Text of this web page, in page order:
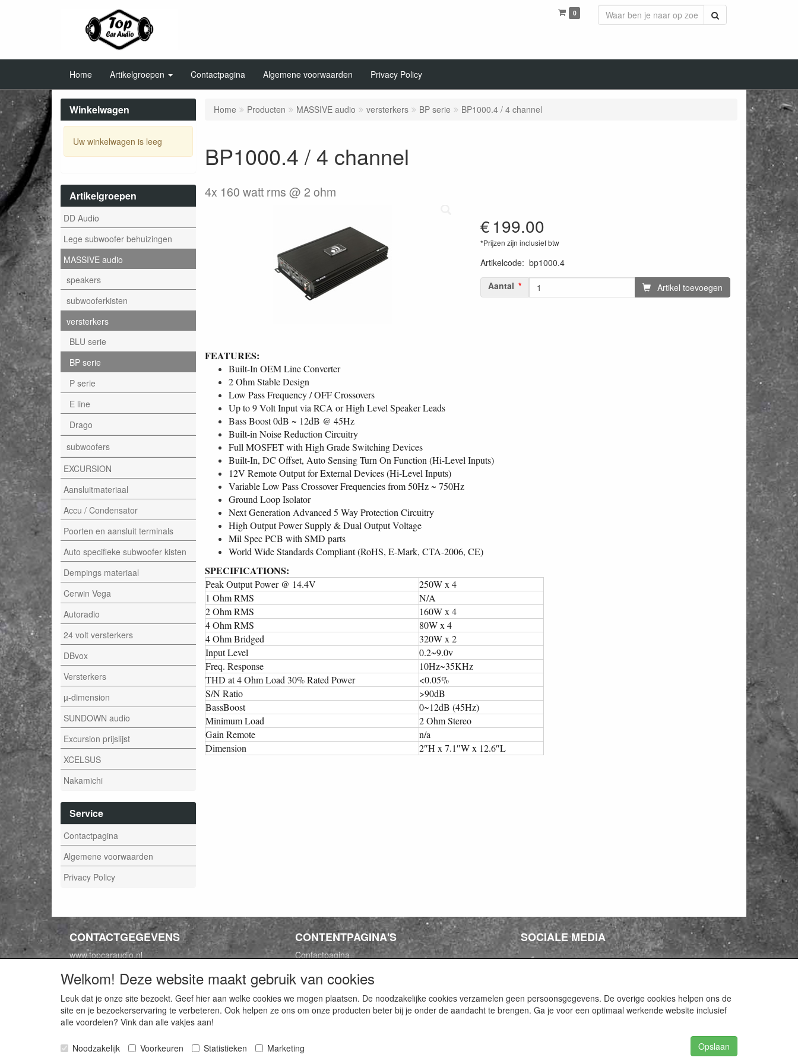
0
Home Artikelgroepen Contactpagina Algemene voorwaarden Privacy Policy
Winkelwagen
Uw winkelwagen is leeg
Artikelgroepen
DD Audio
Lege subwoofer behuizingen
MASSIVE audio
speakers
subwooferkisten
versterkers
BLU serie
BP serie
P serie
E line
Drago
subwoofers
EXCURSION
Aansluitmateriaal
Accu / Condensator
Poorten en aansluit terminals
Auto specifieke subwoofer kisten
Dempings materiaal
Cerwin Vega
Autoradio
24 volt versterkers
DBvox
Versterkers
µ-dimension
SUNDOWN audio
Excursion prijslijst
XCELSUS
Nakamichi
Service
Contactpagina
Algemene voorwaarden
Privacy Policy
Home Producten MASSIVE audio versterkers BP serie BP1000.4 / 4 channel
BP1000.4 / 4 channel
4x 160 watt rms @ 2 ohm
€199.00
*Prijzen zijn inclusief btw
Artikelcode: bp1000.4
Aantal
Artikel toevoegen
FEATURES:
Built-In OEM Line Converter
2 Ohm Stable Design
Low Pass Frequency / OFF Crossovers
Up to 9 Volt Input via RCA or High Level Speaker Leads
Bass Boost 0dB ~ 12dB @ 45Hz
Built-in Noise Reduction Circuitry
Full MOSFET with High Grade Switching Devices
Built-In, DC Offset, Auto Sensing Turn On Function (Hi-Level Inputs)
12V Remote Output for External Devices (Hi-Level Inputs)
Variable Low Pass Crossover Frequencies from 50Hz ~ 750Hz
Ground Loop Isolator
Next Generation Advanced 5 Way Protection Circuitry
High Output Power Supply & Dual Output Voltage
Mil Spec PCB with SMD parts
World Wide Standards Compliant (RoHS, E-Mark, CTA-2006, CE)
SPECIFICATIONS:
Peak Output Power @ 14.4V
250W x 4
1 Ohm RMS
N/A
2 Ohm RMS
160W x 4
4 Ohm RMS
80W x 4
4 Ohm Bridged
320W x 2
Input Level
0.2~9.0v
Freq. Response
10Hz~35KHz
THD at 4 Ohm Load 30% Rated Power
<0.05%
S/N Ratio
>90dB
BassBoost
0~12dB (45Hz)
Minimum Load
2 Ohm Stereo
Gain Remote
n/a
Dimension
2″H x 7.1″W x 12.6″L
CONTACTGEGEVENS
www.topcaraudio.nl
8316 GA Marknesse
E-mail: info@topcaraudio.nl
Telefoon: +316 20 98 88 09
BTW nr: NL211235921b01
CONTENTPAGINA'S
Contactpagina
Privacy Policy
SOCIALE MEDIA
Welkom! Deze website maakt gebruik van cookies
Leuk dat je onze site bezoekt. Geef hier aan welke cookies we mogen plaatsen. De noodzakelijke cookies verzamelen geen persoonsgegevens. De overige cookies helpen ons de
site en je bezoekerservaring te verbeteren. Ook helpen ze ons om onze producten beter bij je onder de aandacht te brengen. Ga je voor een optimaal werkende website inclusief
alle voordelen? Vink dan alle vakjes aan!
Noodzakelijk Voorkeuren Statistieken Marketing Opslaan